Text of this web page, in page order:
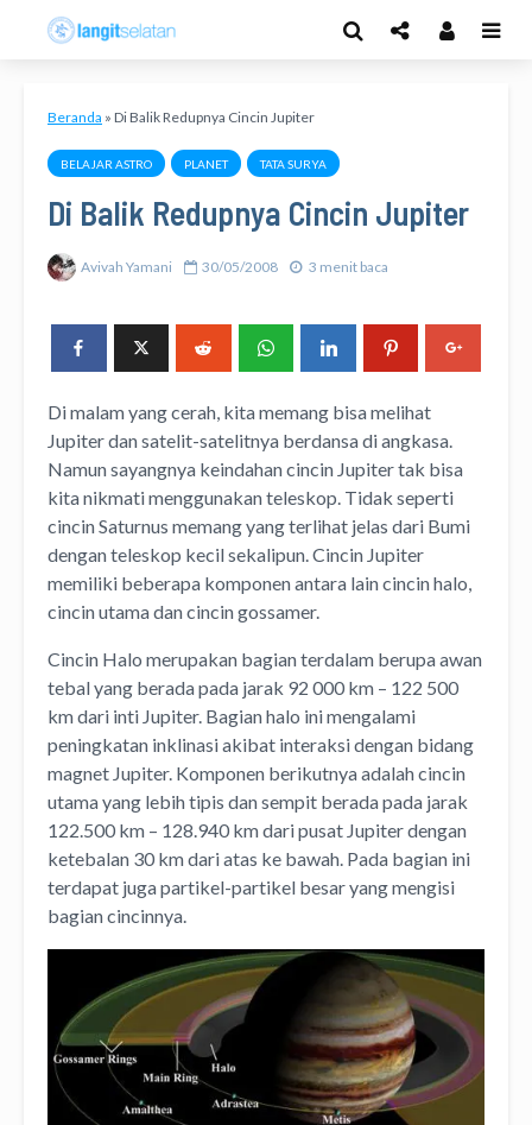
Beranda » Di Balik Redupnya Cincin Jupiter
BELAJAR ASTRO PLANET TATA SURYA
Di Balik Redupnya Cincin Jupiter
Avivah Yamani 30/05/2008 3 menit baca
Di malam yang cerah, kita memang bisa melihat
Jupiter dan satelit-satelitnya berdansa di angkasa.
Namun sayangnya keindahan cincin Jupiter tak bisa
kita nikmati menggunakan teleskop. Tidak seperti
cincin Saturnus memang yang terlihat jelas dari Bumi
dengan teleskop kecil sekalipun. Cincin Jupiter
memiliki beberapa komponen antara lain cincin halo,
cincin utama dan cincin gossamer.
Cincin Halo merupakan bagian terdalam berupa awan
tebal yang berada pada jarak 92 000 km – 122 500
km dari inti Jupiter. Bagian halo ini mengalami
peningkatan inklinasi akibat interaksi dengan bidang
magnet Jupiter. Komponen berikutnya adalah cincin
utama yang lebih tipis dan sempit berada pada jarak
122.500 km – 128.940 km dari pusat Jupiter dengan
ketebalan 30 km dari atas ke bawah. Pada bagian ini
terdapat juga partikel-partikel besar yang mengisi
bagian cincinnya.